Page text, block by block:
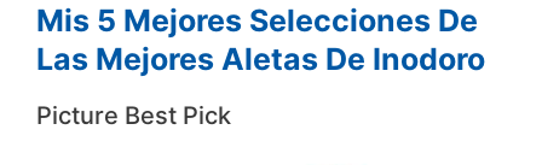
Mis 5 Mejores Selecciones De
Las Mejores Aletas De Inodoro
Picture Best Pick